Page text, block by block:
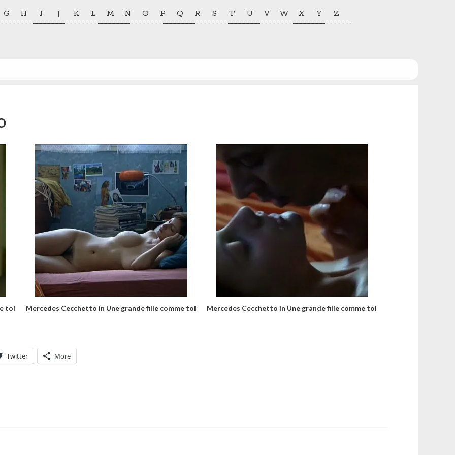
G H I J K L M N O P Q R S T U V W X Y Z
toi Mercedes Cecchetto in Une grande fille comme toi Mercedes Cecchetto in Une grande fille comme toi
Twitter More